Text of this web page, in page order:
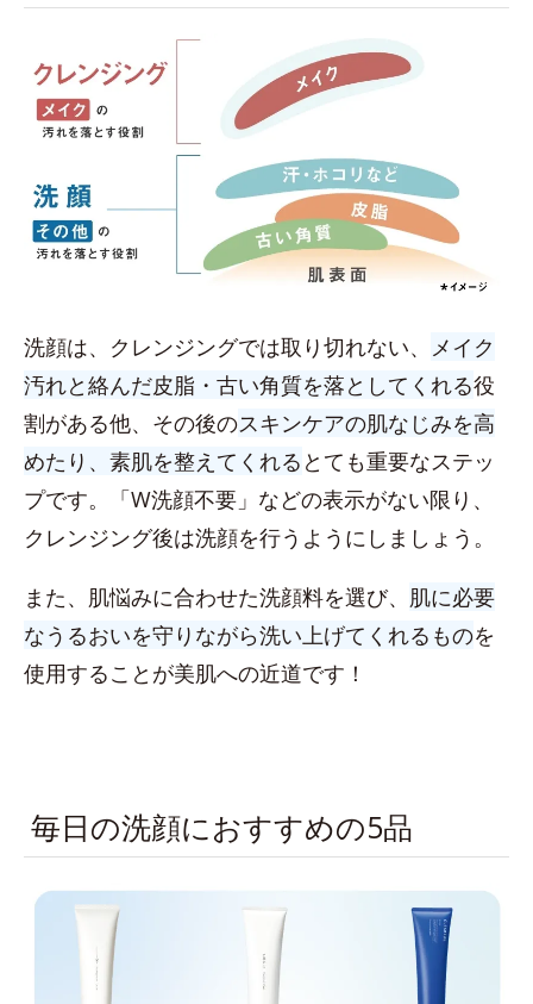
洗顔は、クレンジングでは取り切れない、 メイク
汚れと絡んだ皮脂・古い角質を落としてくれる役
割がある他、その後のスキンケアの肌なじみを高
めたり、素肌を整えてくれる とても重要なステッ
プです。「W洗顔不要」などの表示がない限り、
クレンジング後は洗顔を行うようにしましょう。
また、肌悩みに合わせた洗顔料を選び、 肌に必要
なうるおいを守りながら洗い上げてくれるものを
使用することが美肌への近道です！
毎日の洗顔におすすめの5品